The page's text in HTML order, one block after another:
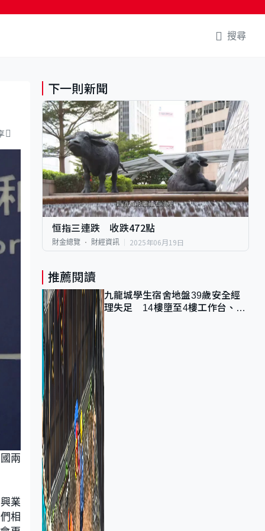
搜尋
兩
業
相
下一則新聞
恒指三連跌 收跌472點
財金總覽 財經資訊 2025年06月19日
推薦閱讀
九龍城學生宿舍地盤39歲安全經
理失足 14樓墮至4樓工作台、送